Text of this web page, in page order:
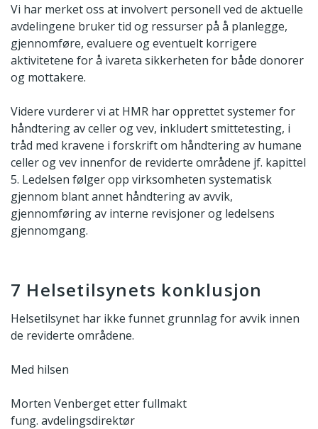
Vi har merket oss at involvert personell ved de aktuelle
avdelingene bruker tid og ressurser på å planlegge,
gjennomføre, evaluere og eventuelt korrigere
aktivitetene for å ivareta sikkerheten for både donorer
og mottakere.
Videre vurderer vi at HMR har opprettet systemer for
håndtering av celler og vev, inkludert smittetesting, i
tråd med kravene i forskrift om håndtering av humane
celler og vev innenfor de reviderte områdene jf. kapittel
5. Ledelsen følger opp virksomheten systematisk
gjennom blant annet håndtering av avvik,
gjennomføring av interne revisjoner og ledelsens
gjennomgang.
7 Helsetilsynets konklusjon
Helsetilsynet har ikke funnet grunnlag for avvik innen
de reviderte områdene.
Med hilsen
Morten Venberget etter fullmakt
fung. avdelingsdirektør